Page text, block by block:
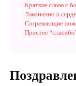
Краткие слова с
Лаконично и
Согревающие
Простое